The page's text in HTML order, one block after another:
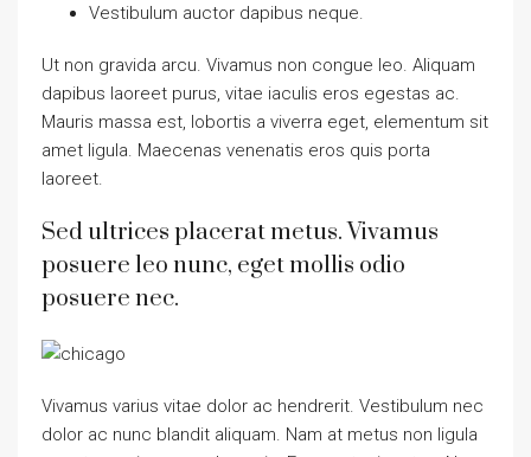
Vestibulum auctor dapibus neque.
Ut non gravida arcu. Vivamus non congue leo. Aliquam
dapibus laoreet purus, vitae iaculis eros egestas ac.
Mauris massa est, lobortis a viverra eget, elementum sit
amet ligula. Maecenas venenatis eros quis porta
laoreet.
Sed ultrices placerat metus. Vivamus
posuere leo nunc, eget mollis odio
posuere nec.
Vivamus varius vitae dolor ac hendrerit. Vestibulum nec
dolor ac nunc blandit aliquam. Nam at metus non ligula